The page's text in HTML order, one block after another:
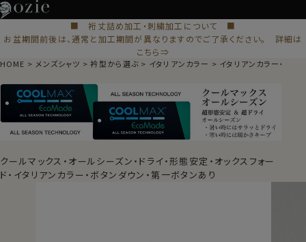
■ 裄丈詰め加工・刺繍加工について ■
お盆期間前後は、通常と加工期間が異なりますのでご了承ください。 詳細は
こちら⇒
HOME メンズシャツ 衿型から選ぶ イタリアンカラー イタリアンカラー・ボタ
クールマックス・オールシーズン・ドライ・形態安定・オックスフォー
ド・イタリアンカラー・ボタンダウン・第一ボタンあり